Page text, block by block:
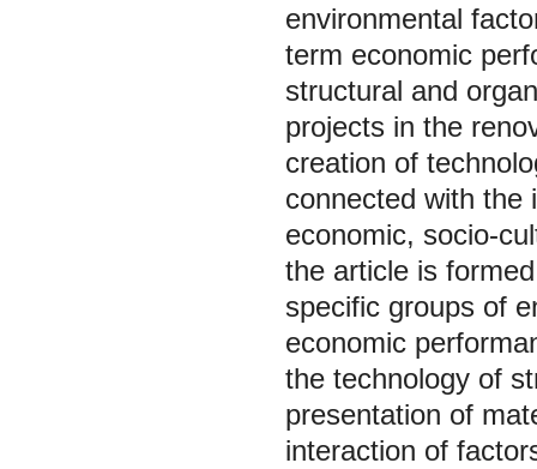
environmental
term economic
structural and
projects in the
creation of
connected with the
economic, socio-
the article is
specific groups of
economic
the technology of
presentation of
interaction of